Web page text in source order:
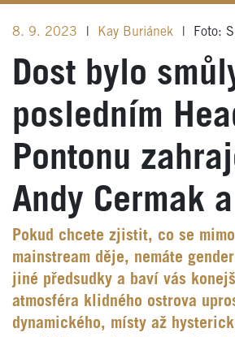
8. 9. 2023 Kay Buriánek Foto:
Dost bylo
posledním
Pontonu
Andy Cermak
Pokud chcete zjistit, co se
mainstream děje, nemáte
jiné předsudky a baví vás
atmosféra klidného ostrova
dynamického, místy až